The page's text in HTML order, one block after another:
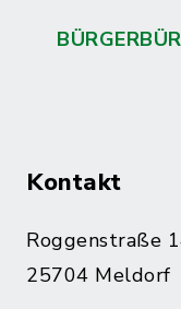
Kontakt
Roggenstraße
25704 Meldorf